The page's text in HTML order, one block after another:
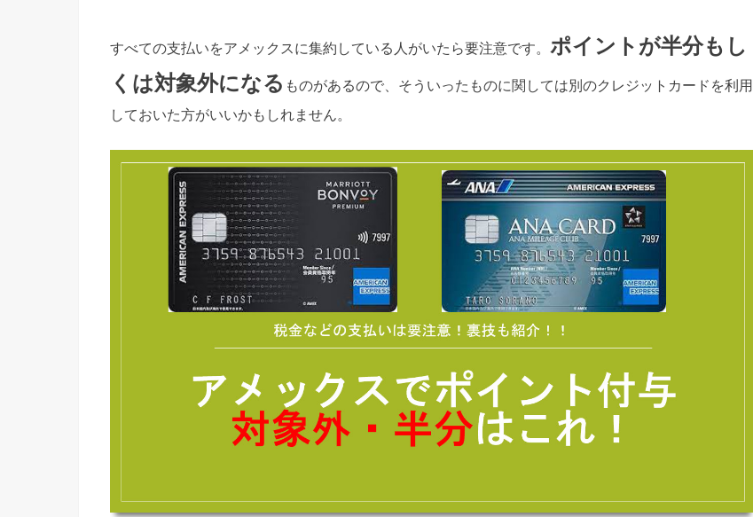
すべての支払いをアメックスに集約している人がいたら要注意です。 ポイントが半分もし
くは対象外になる ものがあるので、そういったものに関しては別のクレジットカードを利用
しておいた方がいいかもしれません。